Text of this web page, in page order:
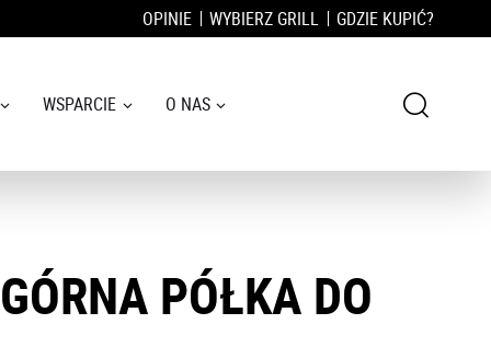
OPINIE WYBIERZ GRILL GDZIE KUPIĆ?
WSPARCIE O NAS
PÓŁKA DO